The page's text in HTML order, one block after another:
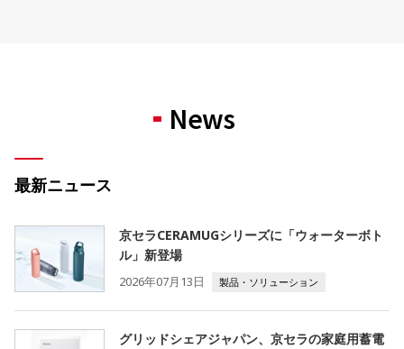
News
最新ニュース
京セラCERAMUGシリーズに「ウォーターボト
ル」新登場
2026年07月13日 製品・ソリューション
グリッドシェアジャパン、京セラの家庭用蓄電